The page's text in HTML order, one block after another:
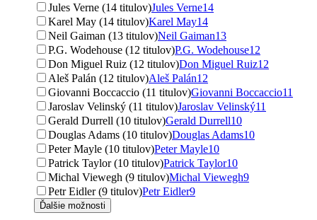
Jules Verne (14 titulov)Jules Verne14
Karel May (14 titulov)Karel May14
Neil Gaiman (13 titulov)Neil Gaiman13
P.G. Wodehouse (12 titulov)P.G. Wodehouse12
Don Miguel Ruiz (12 titulov)Don Miguel Ruiz12
Aleš Palán (12 titulov)Aleš Palán12
Giovanni Boccaccio (11 titulov)Giovanni Boccaccio11
Jaroslav Velinský (11 titulov)Jaroslav Velinský11
Gerald Durrell (10 titulov)Gerald Durrell10
Douglas Adams (10 titulov)Douglas Adams10
Peter Mayle (10 titulov)Peter Mayle10
Patrick Taylor (10 titulov)Patrick Taylor10
Michal Viewegh (9 titulov)Michal Viewegh9
Petr Eidler (9 titulov)Petr Eidler9
Ďalšie možnosti